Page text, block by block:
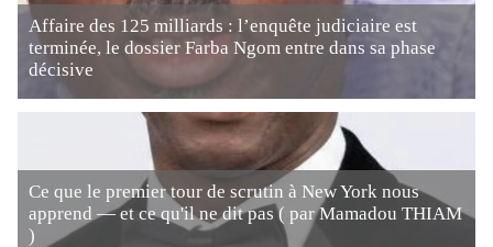
Affaire des 125 milliards : l’enquête judiciaire est
terminée, le dossier Farba Ngom entre dans sa phase
décisive
Ce que le premier tour de scrutin à New York nous
apprend — et ce qu'il ne dit pas ( par Mamadou THIAM
)